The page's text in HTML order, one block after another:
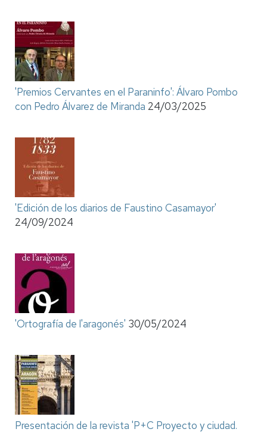
'Premios Cervantes en el Paraninfo': Álvaro Pombo
con Pedro Álvarez de Miranda 24/03/2025
'Edición de los diarios de Faustino Casamayor'
24/09/2024
'Ortografía de l'aragonés' 30/05/2024
Presentación de la revista 'P+C Proyecto y ciudad.